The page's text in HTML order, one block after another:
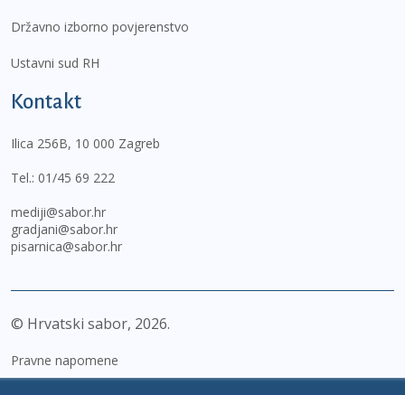
Državno izborno povjerenstvo
Ustavni sud RH
Kontakt
Ilica 256B, 10 000 Zagreb
Tel.: 01/45 69 222
mediji@sabor.hr
gradjani@sabor.hr
pisarnica@sabor.hr
© Hrvatski sabor, 2026
Pravne napomene